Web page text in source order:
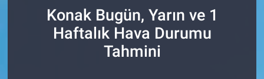
Konak Bugün, Yarın ve 1
Haftalık Hava Durumu
Tahmini